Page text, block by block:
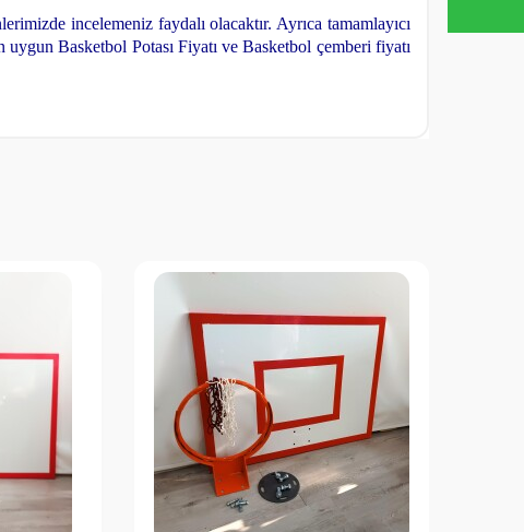
incelemeniz faydalı olacaktır. Ayrıca tamamlayıcı
Basketbol Potası Fiyatı ve Basketbol çemberi fiyatı